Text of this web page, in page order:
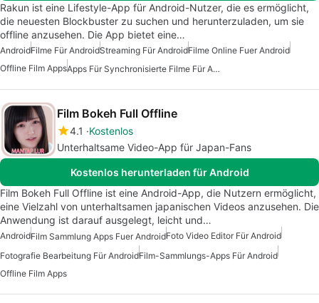
Rakun ist eine Lifestyle-App für Android-Nutzer, die es ermöglicht,
die neuesten Blockbuster zu suchen und herunterzuladen, um sie
offline anzusehen. Die App bietet eine…
AndroidFilme Für AndroidStreaming Für AndroidFilme Online Fuer Android
Offline Film Apps
Apps Für Synchronisierte Filme Für Android
Film Bokeh Full Offline
4.1
Kostenlos
Unterhaltsame Video-App für Japan-Fans
Kostenlos herunterladen für Android
Film Bokeh Full Offline ist eine Android-App, die Nutzern ermöglicht,
eine Vielzahl von unterhaltsamen japanischen Videos anzusehen. Die
Anwendung ist darauf ausgelegt, leicht und…
AndroidFilm Sammlung Apps Fuer AndroidFoto Video Editor Für Android
Fotografie Bearbeitung Für AndroidFilm-Sammlungs-Apps Für Android
Offline Film Apps